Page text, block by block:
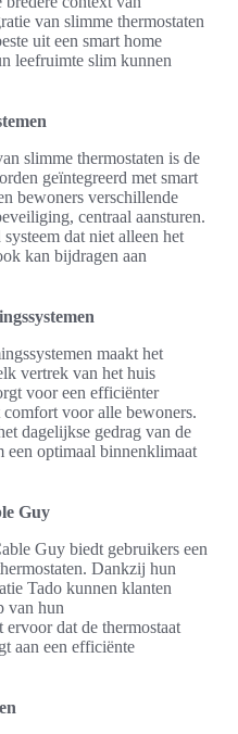
van slimme thermostaten
uit een smart home
leefruimte slim kunnen
slimme thermostaten is de
geïntegreerd met smart
bewoners verschillende
centraal aansturen.
dat niet alleen het
kan bijdragen aan
maakt het
vertrek van het huis
voor een efficiënter
voor alle bewoners.
dagelijkse gedrag van de
een optimaal binnenklimaat
Guy
Guy biedt gebruikers een
Dankzij hun
Tado kunnen klanten
van hun
dat de thermostaat
aan een efficiënte